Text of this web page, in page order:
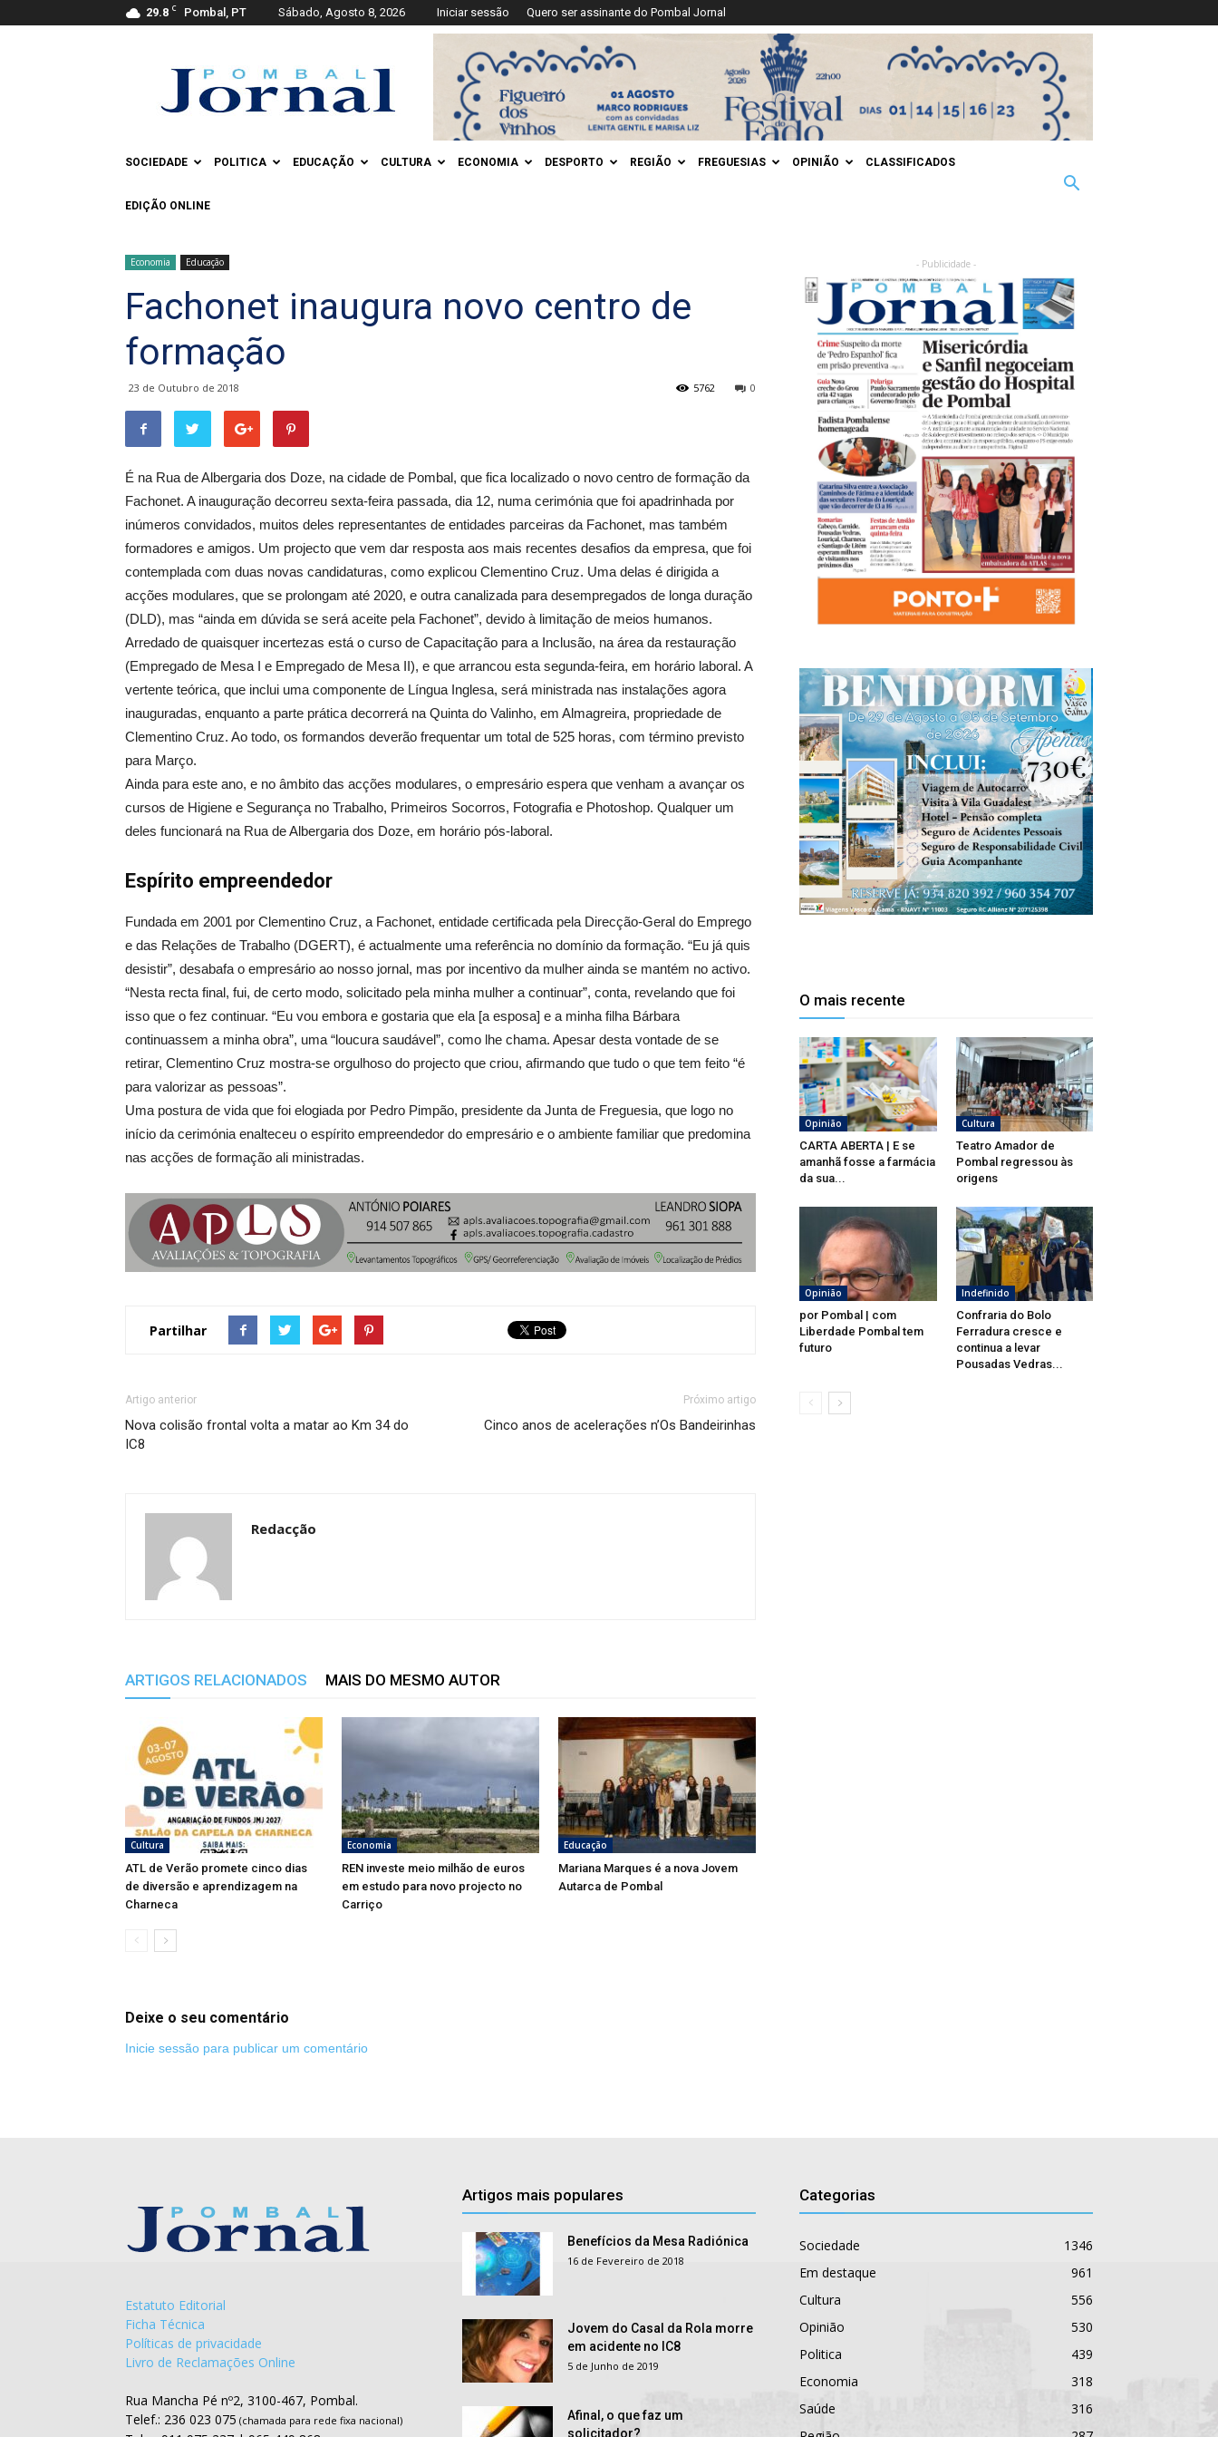
29.8 C Pombal, PT Sábado, Agosto 8, 2026 Iniciar sessão Quero ser assinante do Pombal Jornal
Jornal
SOCIEDADE POLITICA EDUCAÇÃO CULTURA ECONOMIA DESPORTO REGIÃO FREGUESIAS OPINIÃO CLASSIFICADOS
EDIÇÃO ONLINE
Economia Educação
Fachonet inaugura novo centro de
formação
23 de Outubro de 2018 0
5762
É na Rua de Albergaria dos Doze, na cidade de Pombal, que fica localizado o novo centro de formação da
Fachonet. A inauguração decorreu sexta-feira passada, dia 12, numa cerimónia que foi apadrinhada por
inúmeros convidados, muitos deles representantes de entidades parceiras da Fachonet, mas também
formadores e amigos. Um projecto que vem dar resposta aos mais recentes desafios da empresa, que foi
contemplada com duas novas candidaturas, como explicou Clementino Cruz. Uma delas é dirigida a
acções modulares, que se prolongam até 2020, e outra canalizada para desempregados de longa duração
(DLD), mas “ainda em dúvida se será aceite pela Fachonet”, devido à limitação de meios humanos.
Arredado de quaisquer incertezas está o curso de Capacitação para a Inclusão, na área da restauração
(Empregado de Mesa I e Empregado de Mesa II), e que arrancou esta segunda-feira, em horário laboral. A
vertente teórica, que inclui uma componente de Língua Inglesa, será ministrada nas instalações agora
inauguradas, enquanto a parte prática decorrerá na Quinta do Valinho, em Almagreira, propriedade de
Clementino Cruz. Ao todo, os formandos deverão frequentar um total de 525 horas, com término previsto
para Março.
Ainda para este ano, e no âmbito das acções modulares, o empresário espera que venham a avançar os
cursos de Higiene e Segurança no Trabalho, Primeiros Socorros, Fotografia e Photoshop. Qualquer um
deles funcionará na Rua de Albergaria dos Doze, em horário pós-laboral.
Espírito empreendedor
Fundada em 2001 por Clementino Cruz, a Fachonet, entidade certificada pela Direcção-Geral do Emprego
e das Relações de Trabalho (DGERT), é actualmente uma referência no domínio da formação. “Eu já quis
desistir”, desabafa o empresário ao nosso jornal, mas por incentivo da mulher ainda se mantém no activo.
“Nesta recta final, fui, de certo modo, solicitado pela minha mulher a continuar”, conta, revelando que foi
isso que o fez continuar. “Eu vou embora e gostaria que ela [a esposa] e a minha filha Bárbara
continuassem a minha obra”, uma “loucura saudável”, como lhe chama. Apesar desta vontade de se
retirar, Clementino Cruz mostra-se orgulhoso do projecto que criou, afirmando que tudo o que tem feito “é
para valorizar as pessoas”.
Uma postura de vida que foi elogiada por Pedro Pimpão, presidente da Junta de Freguesia, que logo no
início da cerimónia enalteceu o espírito empreendedor do empresário e o ambiente familiar que predomina
nas acções de formação ali ministradas.
Partilhar
Artigo anterior
Nova colisão frontal volta a matar ao Km 34 do
IC8
Próximo artigo
Cinco anos de acelerações n’Os Bandeirinhas
Redacção
ARTIGOS RELACIONADOS MAIS DO MESMO AUTOR
Cultura
ATL de Verão promete cinco dias
de diversão e aprendizagem na
Charneca
Economia
REN investe meio milhão de euros
em estudo para novo projecto no
Carriço
Educação
Mariana Marques é a nova Jovem
Autarca de Pombal
Deixe o seu comentário
Inicie sessão para publicar um comentário
- Publicidade -
O mais recente
Opinião
CARTA ABERTA | E se
amanhã fosse a farmácia
da sua...
Cultura
Teatro Amador de
Pombal regressou às
origens
Opinião
por Pombal | com
Liberdade Pombal tem
futuro
Indefinido
Confraria do Bolo
Ferradura cresce e
continua a levar
Pousadas Vedras...
Estatuto Editorial
Ficha Técnica
Políticas de privacidade
Livro de Reclamações Online
Rua Mancha Pé nº2, 3100-467, Pombal.
Telef.: 236 023 075 (chamada para rede fixa nacional)
Artigos mais populares
Benefícios da Mesa Radiónica
16 de Fevereiro de 2018
Jovem do Casal da Rola morre
em acidente no IC8
5 de Junho de 2019
Afinal, o que faz um
solicitador?
Categorias
Sociedade
1346
Em destaque
961
Cultura
556
Opinião
530
Politica
439
Economia
318
Saúde
316